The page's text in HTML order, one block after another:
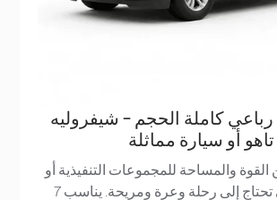
كاملة الحجم - شيفروليه
تاهو أو سيارة مماثلة
والمساحة للمجموعات التنفيذية أو
العائلات التي تحتاج إلى رحلة وعرة ومريحة. يناسب 7